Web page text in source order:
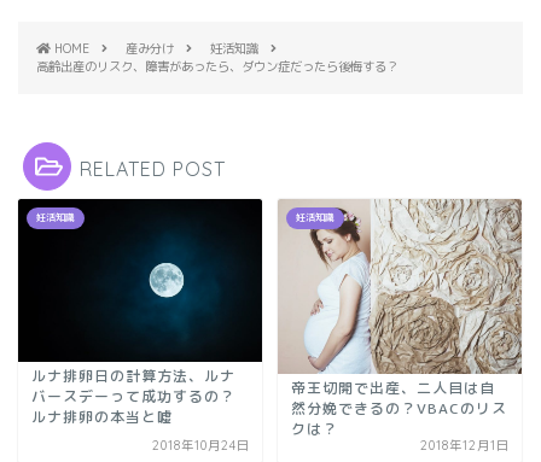
HOME 産み分け
妊活知識
高齢出産のリスク、障害があったら、ダウン症だったら後悔する？
RELATED POST
妊活知識
ルナ排卵日の計算方法、ルナ
バースデーって成功するの？
ルナ排卵の本当と嘘
2018年10月24日
妊活知識
帝王切開で出産、二人目は自
然分娩できるの？VBACのリス
クは？
2018年12月1日